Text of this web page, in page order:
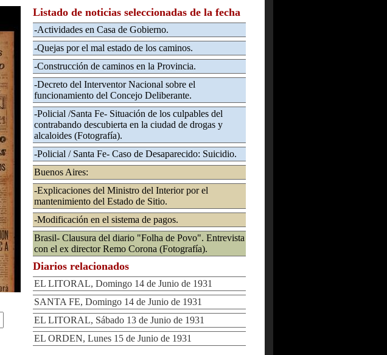
Listado de noticias seleccionadas de la fecha
-Actividades en Casa de Gobierno.
-Quejas por el mal estado de los caminos.
-Construcción de caminos en la Provincia.
-Decreto del Interventor Nacional sobre el
funcionamiento del Concejo Deliberante.
-Policial /Santa Fe- Situación de los culpables del
contrabando descubierta en la ciudad de drogas y
alcaloides (Fotografía).
-Policial / Santa Fe- Caso de Desaparecido: Suicidio.
Buenos Aires:
-Explicaciones del Ministro del Interior por el
mantenimiento del Estado de Sitio.
-Modificación en el sistema de pagos.
Brasil- Clausura del diario "Folha de Povo". Entrevista
con el ex director Remo Corona (Fotografía).
Diarios relacionados
EL LITORAL, Domingo 14 de Junio de 1931
SANTA FE, Domingo 14 de Junio de 1931
EL LITORAL, Sábado 13 de Junio de 1931
EL ORDEN, Lunes 15 de Junio de 1931